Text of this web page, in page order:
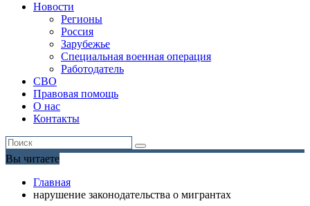
Новости
Регионы
Россия
Зарубежье
Специальная военная операция
Работодатель
СВО
Правовая помощь
О нас
Контакты
Вы читаете
Главная
нарушение законодательства о мигрантах